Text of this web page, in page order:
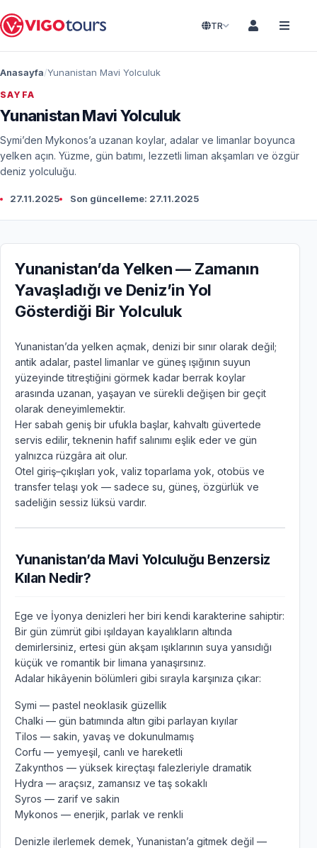
TR
Anasayfa Yunanistan Mavi Yolculuk
SAYFA
Yunanistan Mavi Yolculuk
Symi’den Mykonos’a uzanan koylar, adalar ve limanlar boyunca
yelken açın. Yüzme, gün batımı, lezzetli liman akşamları ve özgür
deniz yolculuğu.
27.11.2025 Son güncelleme: 27.11.2025
Yunanistan’da Yelken — Zamanın
Yavaşladığı ve Deniz’in Yol
Gösterdiği Bir Yolculuk
Yunanistan’da yelken açmak, denizi bir sınır olarak değil;
antik adalar, pastel limanlar ve güneş ışığının suyun
yüzeyinde titreştiğini görmek kadar berrak koylar
arasında uzanan, yaşayan ve sürekli değişen bir geçit
olarak deneyimlemektir.
Her sabah geniş bir ufukla başlar, kahvaltı güvertede
servis edilir, teknenin hafif salınımı eşlik eder ve gün
yalnızca rüzgâra ait olur.
Otel giriş–çıkışları yok, valiz toparlama yok, otobüs ve
transfer telaşı yok — sadece su, güneş, özgürlük ve
sadeliğin sessiz lüksü vardır.
Yunanistan’da Mavi Yolculuğu Benzersiz
Kılan Nedir?
Ege ve İyonya denizleri her biri kendi karakterine sahiptir:
Bir gün zümrüt gibi ışıldayan kayalıkların altında
demirlersiniz, ertesi gün akşam ışıklarının suya yansıdığı
küçük ve romantik bir limana yanaşırsınız.
Adalar hikâyenin bölümleri gibi sırayla karşınıza çıkar:
Symi — pastel neoklasik güzellik
Chalki — gün batımında altın gibi parlayan kıyılar
Tilos — sakin, yavaş ve dokunulmamış
Corfu — yemyeşil, canlı ve hareketli
Zakynthos — yüksek kireçtaşı falezleriyle dramatik
Hydra — araçsız, zamansız ve taş sokaklı
Syros — zarif ve sakin
Mykonos — enerjik, parlak ve renkli
Denizle ilerlemek demek, Yunanistan’a gitmek değil —